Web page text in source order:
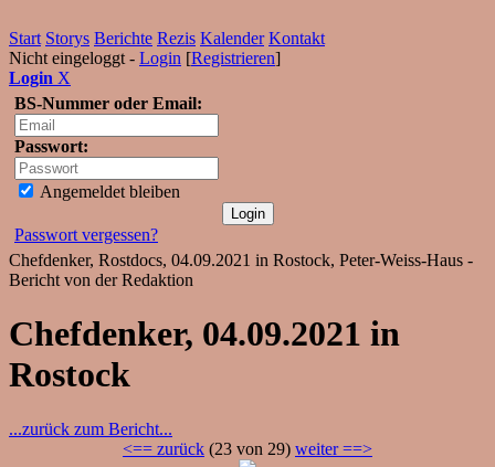
Start Storys Berichte Rezis Kalender Kontakt
Nicht eingeloggt - Login [Registrieren]
Login X
BS-Nummer oder Email:
Passwort:
Angemeldet bleiben
Passwort vergessen?
Chefdenker, Rostdocs, 04.09.2021 in Rostock, Peter-Weiss-Haus -
Bericht von der Redaktion
Chefdenker, 04.09.2021 in
Rostock
...zurück zum Bericht...
<== zurück (23 von 29) weiter ==>